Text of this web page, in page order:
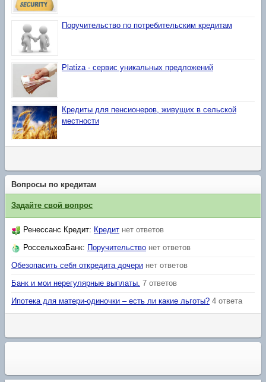
Поручительство по потребительским кредитам
Platiza - сервис уникальных предложений
Кредиты для пенсионеров, живущих в сельской
местности
Вопросы по кредитам
Задайте свой вопрос
Ренессанс Кредит: Кредит нет ответов
РоссельхозБанк: Поручительство нет ответов
Обезопасить себя откредита дочери нет ответов
Банк и мои нерегулярные выплаты. 7 ответов
Ипотека для матери-одиночки – есть ли какие льготы? 4 ответа